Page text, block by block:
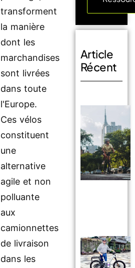
transforment
la manière
dont les
marchandises
sont livrées
dans toute
l'Europe.
Ces vélos
constituent
une
alternative
agile et non
polluante
aux
camionnettes
de livraison
dans les
Article
Récent